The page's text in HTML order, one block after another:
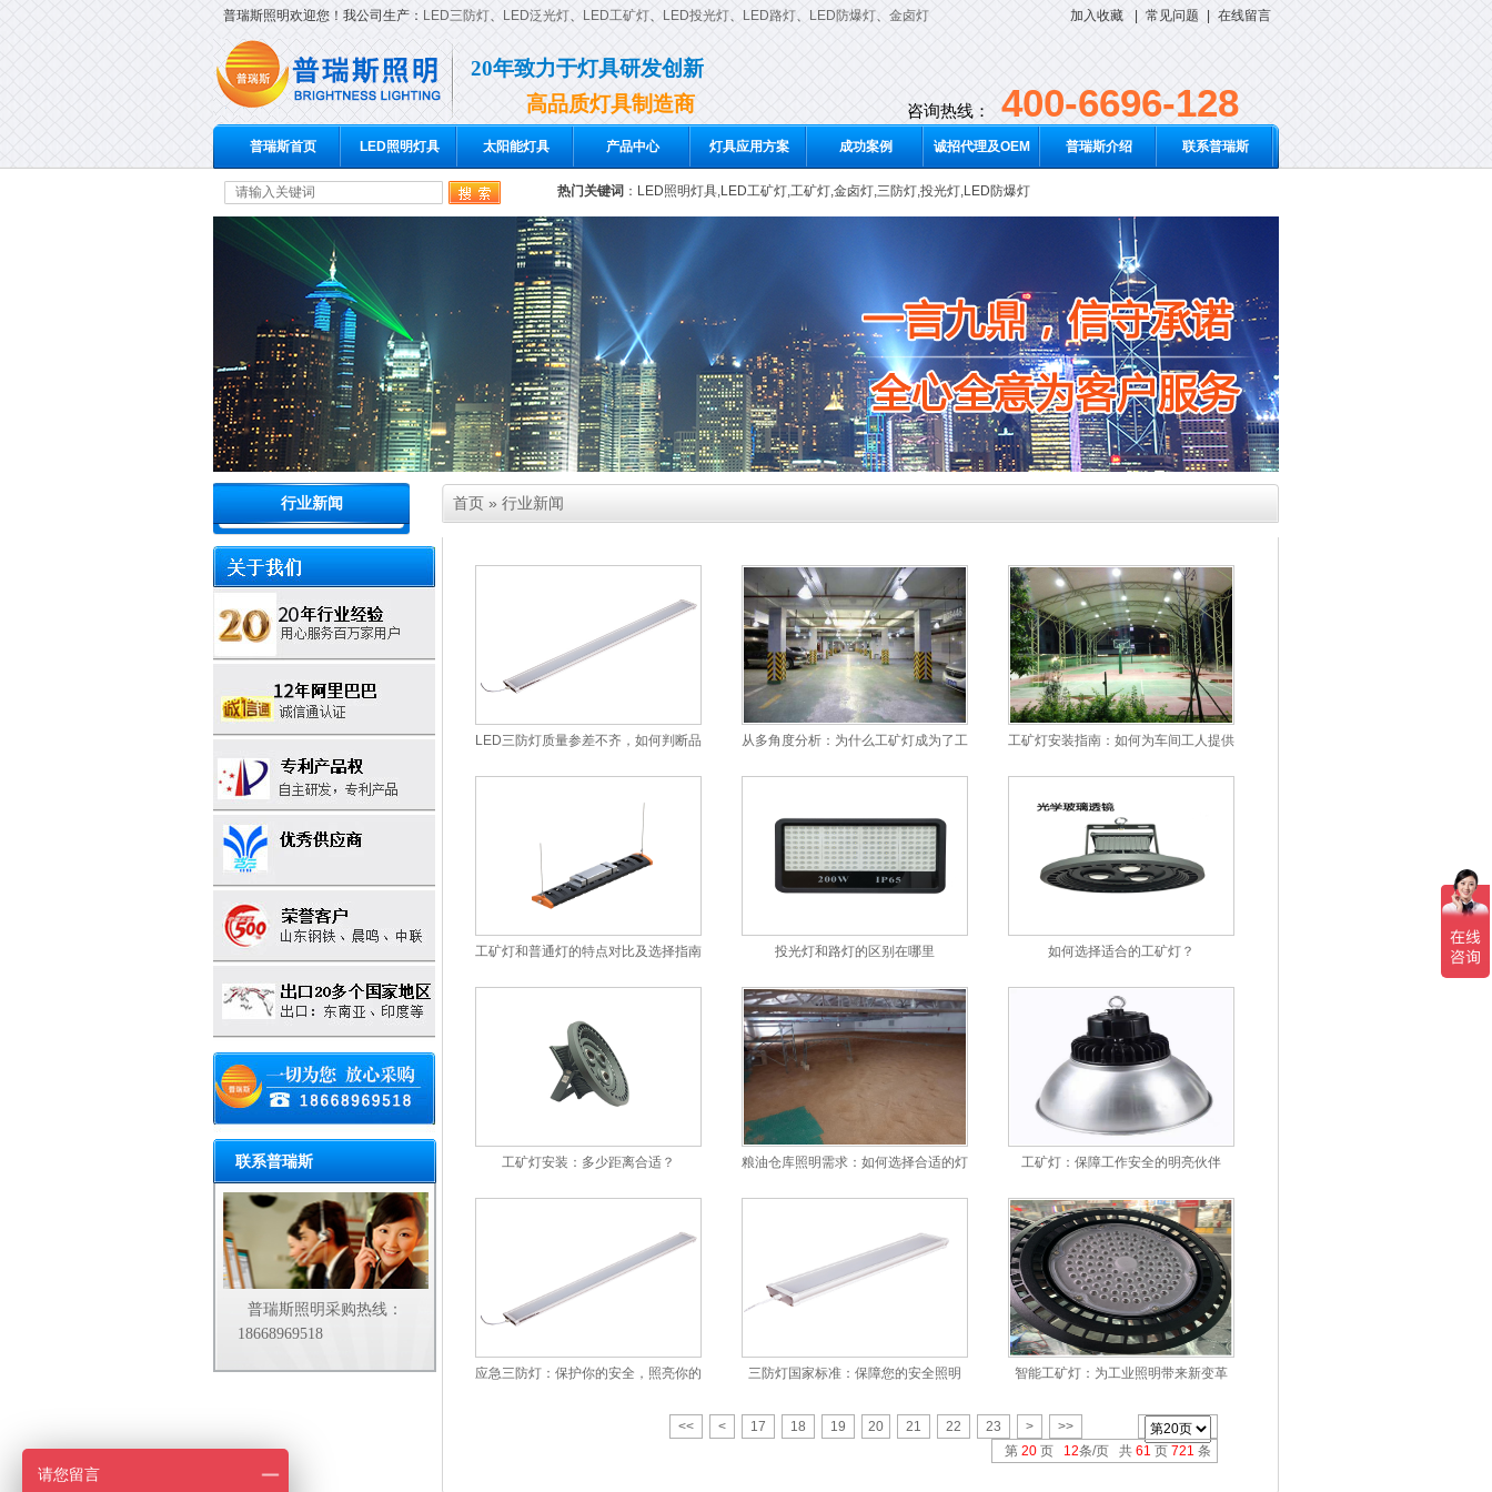
加入收藏 常见问题 在线留言
普瑞斯照明欢迎您！我公司生产： LED三防灯、 LED泛光灯、 LED工矿灯、 LED投光灯、 LED路灯、 LED防爆灯、 金卤灯
20年致力于灯具研发创新
高品质灯具制造商
咨询热线： 400-6696-128
普瑞斯首页 LED照明灯具 太阳能灯具 产品中心 灯具应用方案 成功案例 诚招代理及OEM 普瑞斯介绍 联系普瑞斯
热门关键词 ： LED照明灯具,LED工矿灯,工矿灯,金卤灯,三防灯,投光灯,LED防爆灯
行业新闻
联系普瑞斯
普瑞斯照明采购热线：
18668969518
首页 » 行业新闻
LED三防灯质量参差不齐，如何判断品质？ 从多角度分析：为什么工矿灯成为了工业照明首选？工矿灯安装指南：如何为车间工人提供安全的照明环境
工矿灯和普通灯的特点对比及选择指南 投光灯和路灯的区别在哪里 如何选择适合的工矿灯？
工矿灯安装：多少距离合适？ 粮油仓库照明需求：如何选择合适的灯具？ 工矿灯：保障工作安全的明亮伙伴
应急三防灯：保护你的安全，照亮你的未来 三防灯国家标准：保障您的安全照明 智能工矿灯：为工业照明带来新变革
<< < 17 18 19 20 21 22 23 >
>>
第 20 页 12条/页 共 61 页 721 条
请您留言